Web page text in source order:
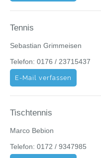
Tennis
Sebastian Grimmeisen
Telefon: 0176 / 23715437
E-Mail verfassen
Tischtennis
Marco Bebion
Telefon: 0172 / 9347985